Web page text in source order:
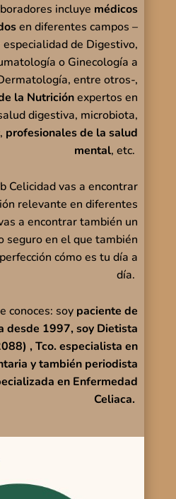
incluye médicos
en diferentes campos –
especialidad de Digestivo,
o Ginecología a
entre otros-,
la Nutriciónexpertos en
digestiva, microbiota,
profesionales de la salud
mental, etc.
Celicidad vas a encontrar
relevante en diferentes
a encontrar también un
seguro en el que también
cómo es tu día a
día.
conoces: soy paciente de
desde 1997, soy Dietista
, Tco. especialista en
y también periodista
en Enfermedad
Celiaca.